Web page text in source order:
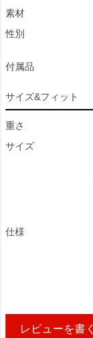
素材
性別
付属品
サイズ&フィット
重さ
サイズ
仕様
レビューを書く